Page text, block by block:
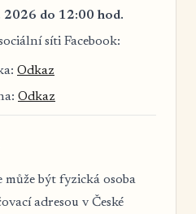
2026 do 12:00 hod.
síti Facebook:
Odkaz
Odkaz
může být fyzická osoba
adresou v České